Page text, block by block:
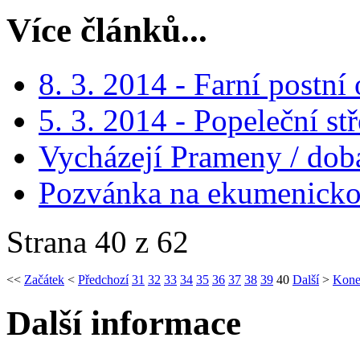
Více článků...
8. 3. 2014 - Farní postní
5. 3. 2014 - Popeleční
Vycházejí Prameny /
Pozvánka na
Strana 40 z 62
<< Začátek < Předchozí 31 32 33 34 35 36 37 38 39 40 Další>
Další informace